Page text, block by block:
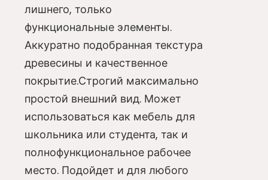
лишнего, только
функциональные элементы.
Аккуратно подобранная текстура
древесины и качественное
покрытие.Строгий максимально
простой внешний вид. Может
использоваться как мебель для
школьника или студента, так и
полнофункциональное рабочее
место. Подойдет и для любого